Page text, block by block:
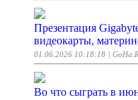
Презентация
видеокарты,
01.06.2026 10:18:18 |
Во что сыграть в